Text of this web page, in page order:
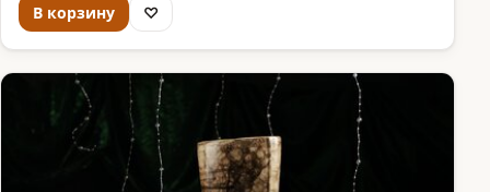
В корзину ♡